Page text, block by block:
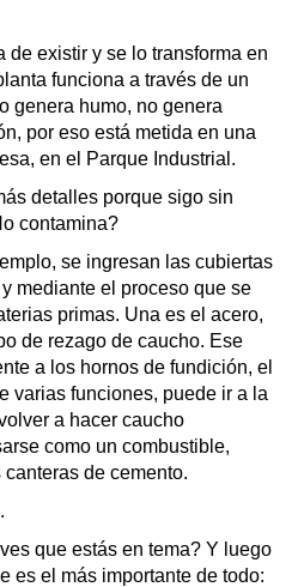
de existir y se lo transforma en
funciona a través de un
genera humo, no genera
por eso está metida en una
en el Parque Industrial.
detalles porque sigo sin
contamina?
se ingresan las cubiertas
mediante el proceso que se
primas. Una es el acero,
de rezago de caucho. Ese
a los hornos de fundición, el
varias funciones, puede ir a la
a hacer caucho
como un combustible,
de cemento.
que estás en tema? Y luego
es el más importante de todo: